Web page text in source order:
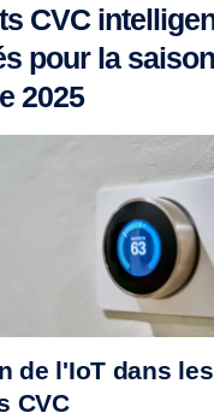
CVC
pour la
2025
de l'IoT dans
CVC